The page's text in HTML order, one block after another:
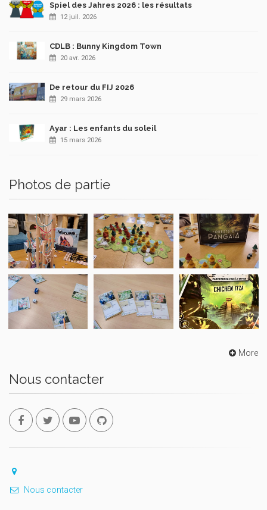
Spiel des Jahres 2026 : les résultats
12 juil. 2026
CDLB : Bunny Kingdom Town
20 avr. 2026
De retour du FIJ 2026
29 mars 2026
Ayar : Les enfants du soleil
15 mars 2026
Photos de partie
More
Nous contacter
Nous contacter